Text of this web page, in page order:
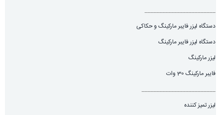
________________________
دستگاه لیزر فایبر مارکینگ و حکاکی
دستگاه لیزر فایبر مارکینگ
لیزر مارکینگ
فایبر مارکینگ 30 وات
_________________________
لیزر تمیز کننده